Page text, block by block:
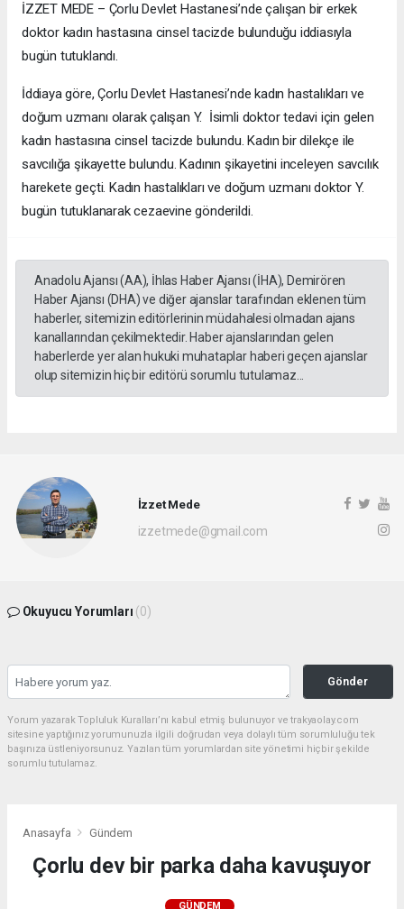
İZZET MEDE – Çorlu Devlet Hastanesi’nde çalışan bir erkek
doktor kadın hastasına cinsel tacizde bulunduğu iddiasıyla
bugün tutuklandı.
İddiaya göre, Çorlu Devlet Hastanesi’nde kadın hastalıkları ve
doğum uzmanı olarak çalışan Y. İsimli doktor tedavi için gelen
kadın hastasına cinsel tacizde bulundu. Kadın bir dilekçe ile
savcılığa şikayette bulundu. Kadının şikayetini inceleyen savcılık
harekete geçti. Kadın hastalıkları ve doğum uzmanı doktor Y.
bugün tutuklanarak cezaevine gönderildi.
Anadolu Ajansı (AA), İhlas Haber Ajansı (İHA), Demirören
Haber Ajansı (DHA) ve diğer ajanslar tarafından eklenen tüm
haberler, sitemizin editörlerinin müdahalesi olmadan ajans
kanallarından çekilmektedir. Haber ajanslarından gelen
haberlerde yer alan hukuki muhataplar haberi geçen ajanslar
olup sitemizin hiç bir editörü sorumlu tutulamaz...
İzzet Mede
izzetmede@gmail.com
Okuyucu Yorumları (0)
Gönder
Yorum yazarak Topluluk Kuralları’nı kabul etmiş bulunuyor ve trakyaolay.com
sitesine yaptığınız yorumunuzla ilgili doğrudan veya dolaylı tüm sorumluluğu tek
başınıza üstleniyorsunuz. Yazılan tüm yorumlardan site yönetimi hiçbir şekilde
sorumlu tutulamaz.
Anasayfa Gündem
Çorlu dev bir parka daha kavuşuyor
GÜNDEM